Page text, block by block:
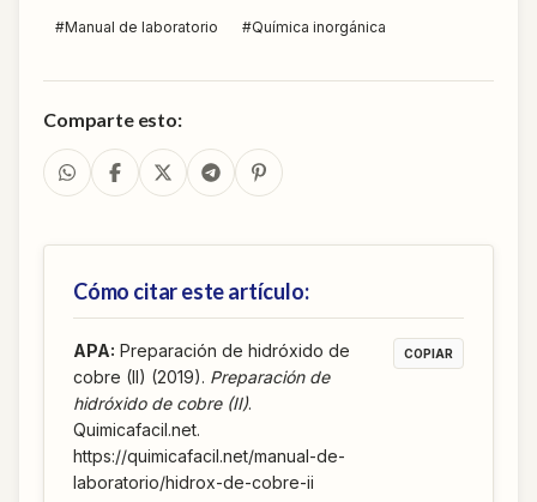
#Manual de laboratorio #Química inorgánica
Comparte esto:
Cómo citar este artículo:
APA: Preparación de hidróxido de
cobre (II) (2019). Preparación de
hidróxido de cobre (II).
Quimicafacil.net.
https://quimicafacil.net/manual-de-
laboratorio/hidrox-de-cobre-ii
COPIAR